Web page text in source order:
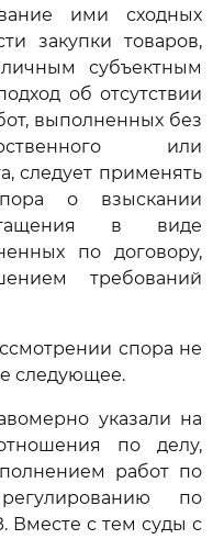
ими сходных
закупки товаров,
субъектным
об отсутствии
выполненных без
или
следует применять
о взыскании
в виде
по договору,
требований
спора не
следующее.
указали на
по делу,
работ по
по
Вместе с тем суды с